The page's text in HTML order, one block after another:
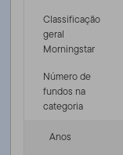
Classificação
geral
Morningstar
Número de
fundos na
categoria
Anos